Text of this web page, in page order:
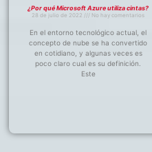
¿Por qué Microsoft Azure utiliza cintas?
28 de julio de 2022 No hay comentarios
En el entorno tecnológico actual, el
concepto de nube se ha convertido
en cotidiano, y algunas veces es
poco claro cual es su definición.
Este